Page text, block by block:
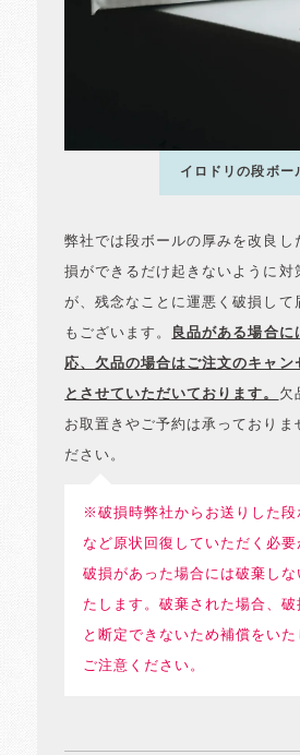
イロドリの段ボー
弊社では段ボールの厚みを改良し
損ができるだけ起きないように対
が、残念なことに運悪く破損して
もございます。 良品がある場合に
応、欠品の場合はご注文のキャン
とさせていただいております。 欠
お取置きやご予約は承っておりま
ださい。
※破損時弊社からお送りした段
など原状回復していただく必要
破損があった場合には破棄し
たします。破棄された場合、
と断定できないため補償をい
ご注意ください。